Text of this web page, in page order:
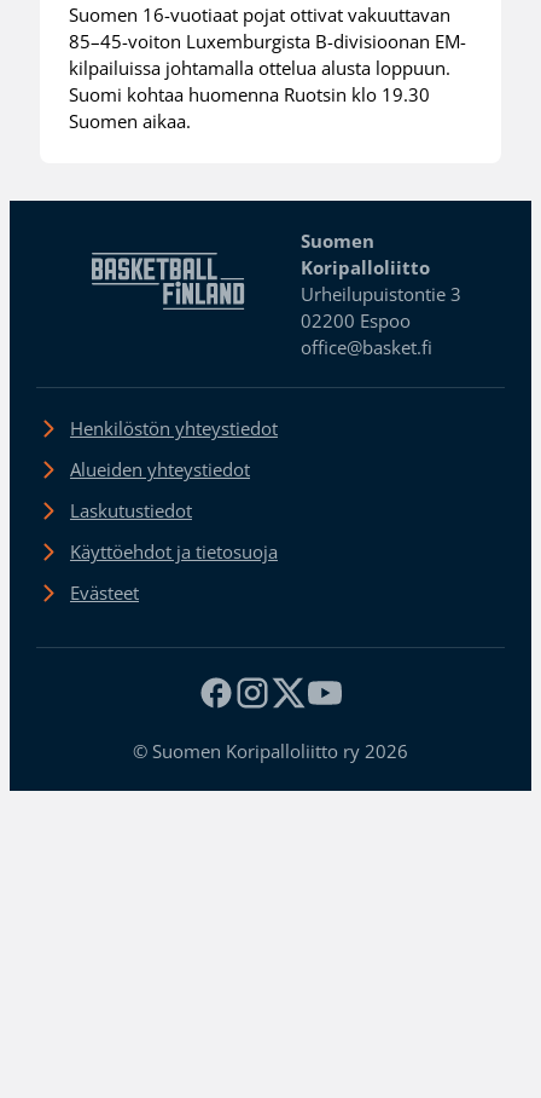
Suomen 16-vuotiaat pojat ottivat vakuuttavan
85–45-voiton Luxemburgista B-divisioonan EM-
kilpailuissa johtamalla ottelua alusta loppuun.
Suomi kohtaa huomenna Ruotsin klo 19.30
Suomen aikaa.
Suomen
Koripalloliitto
Urheilupuistontie 3
02200 Espoo
office@basket.fi
Henkilöstön yhteystiedot
Alueiden yhteystiedot
Laskutustiedot
Käyttöehdot ja tietosuoja
Evästeet
© Suomen Koripalloliitto ry 2026